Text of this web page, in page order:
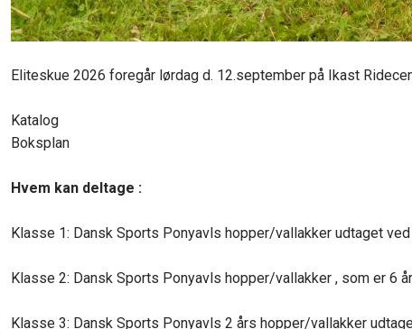
Eliteskue 2026 foregår lørdag d. 12.september på Ikast
​Katalog
​Boksplan
Hvem kan deltage :
Klasse 1: Dansk Sports Ponyavls hopper/vallakker udtaget
Klasse 2: Dansk Sports Ponyavls hopper/vallakker , som er 6
Klasse 3: Dansk Sports Ponyavls 2 års hopper/vallakker